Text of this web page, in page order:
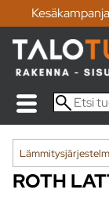
ROTH